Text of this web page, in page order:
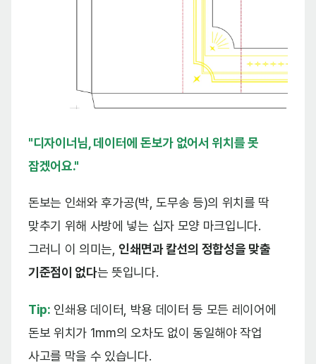
"디자이너님, 데이터에 돈보가 없어서 위치를 못
잡겠어요."
돈보는 인쇄와 후가공(박, 도무송 등)의 위치를 딱
맞추기 위해 사방에 넣는 십자 모양 마크입니다.
그러니 이 의미는,인쇄면과 칼선의 정합성을 맞출
기준점이 없다는 뜻입니다.
Tip: 인쇄용 데이터, 박용 데이터 등 모든 레이어에
돈보 위치가 1mm의 오차도 없이 동일해야 작업
사고를 막을 수 있습니다.